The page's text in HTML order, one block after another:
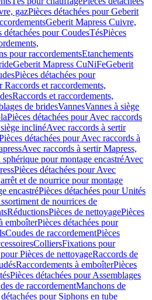
gazPièces détachées pour Geberit
Geberit Mapress Cuivre,
détachées pour CoudesTésPièces
pour raccordementsEtanchements
Geberit Mapress CuNiFeGeberit
Pièces détachées pour
Raccords et raccordements,
Raccords et raccordements,
de bridesVannesVannes à siège
Pièces détachées pour Avec raccords
inclinéAvec raccords à sertir
détachées pour Avec raccords à
Avec raccords à sertir Mapress,
pour montage encastréAvec
Pièces détachées pour Avec
et de nourrice pour montage
encastréPièces détachées pour Unités
de nourrices de
RéductionsPièces de nettoyagePièces
emboîterPièces détachées pour
Coudes de raccordementPièces
ColliersFixations pour
Pièces de nettoyageRaccords de
Raccordements à emboîterPièces
Pièces détachées pour Assemblages
de raccordementManchons de
pour Siphons en tube